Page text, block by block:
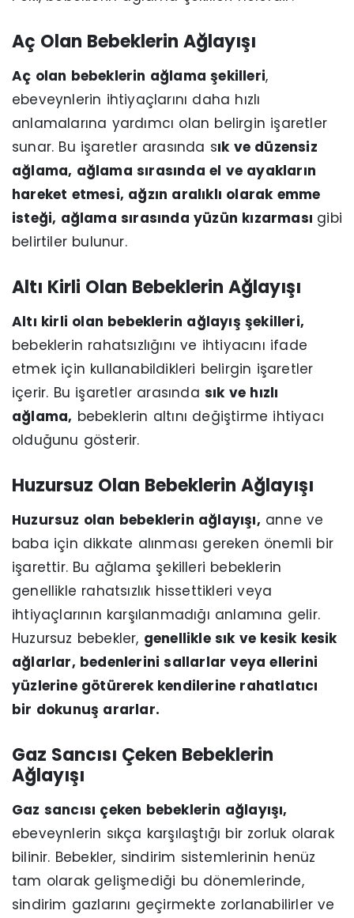
Aç Olan Bebeklerin Ağlayışı
Aç olan bebeklerin ağlama şekilleri,
ebeveynlerin ihtiyaçlarını daha hızlı
anlamalarına yardımcı olan belirgin işaretler
sunar. Bu işaretler arasında sık ve düzensiz
ağlama, ağlama sırasında el ve ayakların
hareket etmesi, ağzın aralıklı olarak emme
isteği, ağlama sırasında yüzün kızarması gibi
belirtiler bulunur.
Altı Kirli Olan Bebeklerin Ağlayışı
Altı kirli olan bebeklerin ağlayış şekilleri,
bebeklerin rahatsızlığını ve ihtiyacını ifade
etmek için kullanabildikleri belirgin işaretler
içerir. Bu işaretler arasında sık ve hızlı
ağlama, bebeklerin altını değiştirme ihtiyacı
olduğunu gösterir.
Huzursuz Olan Bebeklerin Ağlayışı
Huzursuz olan bebeklerin ağlayışı, anne ve
baba için dikkate alınması gereken önemli bir
işarettir. Bu ağlama şekilleri bebeklerin
genellikle rahatsızlık hissettikleri veya
ihtiyaçlarının karşılanmadığı anlamına gelir.
Huzursuz bebekler, genellikle sık ve kesik kesik
ağlarlar, bedenlerini sallarlar veya ellerini
yüzlerine götürerek kendilerine rahatlatıcı
bir dokunuş ararlar.
Gaz Sancısı Çeken Bebeklerin
Ağlayışı
Gaz sancısı çeken bebeklerin ağlayışı,
ebeveynlerin sıkça karşılaştığı bir zorluk olarak
bilinir. Bebekler, sindirim sistemlerinin henüz
tam olarak gelişmediği bu dönemlerinde,
sindirim gazlarını geçirmekte zorlanabilirler ve